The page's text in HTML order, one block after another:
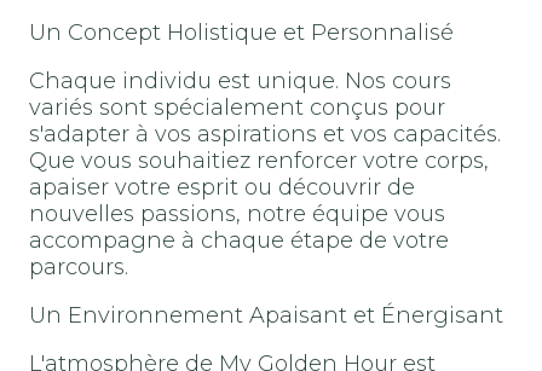
Un Concept Holistique et Personnalisé
Chaque individu est unique. Nos cours
variés sont spécialement conçus pour
s'adapter à vos aspirations et vos capacités.
Que vous souhaitiez renforcer votre corps,
apaiser votre esprit ou découvrir de
nouvelles passions, notre équipe vous
accompagne à chaque étape de votre
parcours.
Un Environnement Apaisant et Énergisant
L'atmosphère de My Golden Hour est